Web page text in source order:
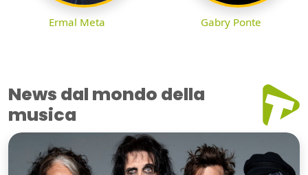
Ermal Meta Gabry Ponte
News dal mondo della
musica